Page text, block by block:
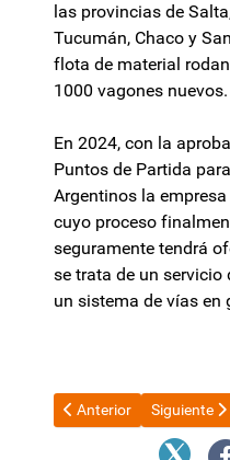
las provincias de
Tucumán, Chaco y
flota de material
1000 vagones nuevos.​
En 2024, con la
Puntos de Partida
Argentinos la
cuyo proceso
seguramente tendrá
se trata de un servicio
un sistema de vías en
Artículo anterior: Ahora
Anterior Artículo
Siguiente